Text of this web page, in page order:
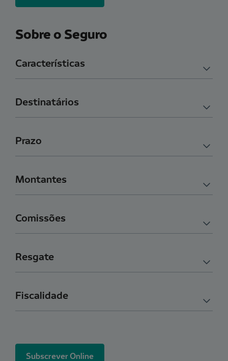
Sobre o Seguro
Características
Destinatários
Prazo
Montantes
Comissões
Resgate
Fiscalidade
Subscrever Online